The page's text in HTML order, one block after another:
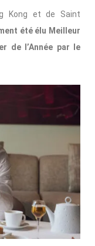
Kong et de Saint
été élu Meilleur
de l’Année par le